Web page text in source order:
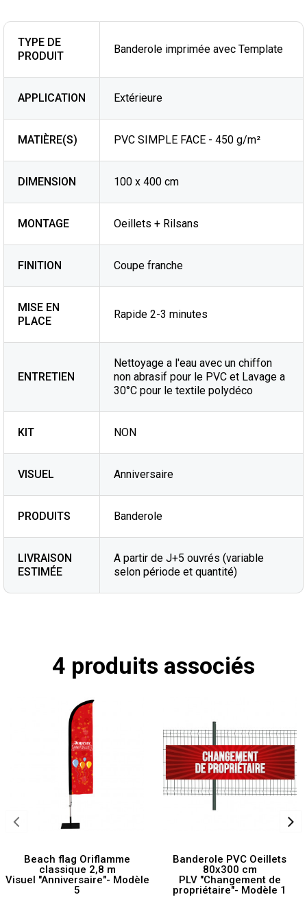
TYPE DE
PRODUIT
Banderole imprimée avec Template
APPLICATION Extérieure
MATIÈRE(S) PVC SIMPLE FACE - 450 g/m²
DIMENSION 100 x 400 cm
MONTAGE Oeillets + Rilsans
FINITION Coupe franche
MISE EN
PLACE
Rapide 2-3 minutes
ENTRETIEN
Nettoyage a l'eau avec un chiffon
non abrasif pour le PVC et Lavage a
30°C pour le textile polydéco
KIT NON
VISUEL Anniversaire
PRODUITS Banderole
LIVRAISON
ESTIMÉE
A partir de J+5 ouvrés (variable
selon période et quantité)
4 produits associés
Beach flag Oriflamme
classique 2,8 m
Visuel "Anniversaire"- Modèle
5
Banderole PVC Oeillets
80x300 cm
PLV "Changement de
propriétaire"- Modèle 1